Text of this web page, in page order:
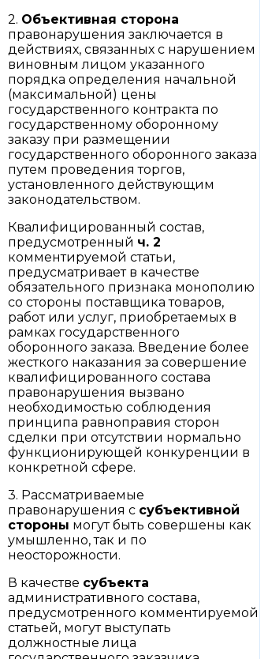
2. Объективная сторона
правонарушения заключается в
действиях, связанных с нарушением
виновным лицом указанного
порядка определения начальной
(максимальной) цены
государственного контракта по
государственному оборонному
заказу при размещении
государственного оборонного заказа
путем проведения торгов,
установленного действующим
законодательством.
Квалифицированный состав,
предусмотренный ч. 2
комментируемой статьи,
предусматривает в качестве
обязательного признака монополию
со стороны поставщика товаров,
работ или услуг, приобретаемых в
рамках государственного
оборонного заказа. Введение более
жесткого наказания за совершение
квалифицированного состава
правонарушения вызвано
необходимостью соблюдения
принципа равноправия сторон
сделки при отсутствии нормально
функционирующей конкуренции в
конкретной сфере.
3. Рассматриваемые
правонарушения с субъективной
стороны могут быть совершены как
умышленно, так и по
неосторожности.
В качестве субъекта
административного состава,
предусмотренного комментируемой
статьей, могут выступать
должностные лица